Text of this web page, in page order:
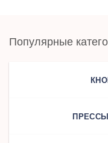
Популярные